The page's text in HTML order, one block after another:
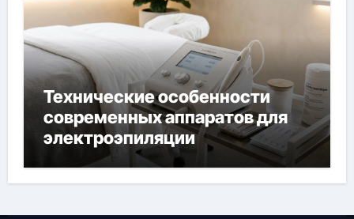
Технические особенности
современных аппаратов для
электроэпиляции